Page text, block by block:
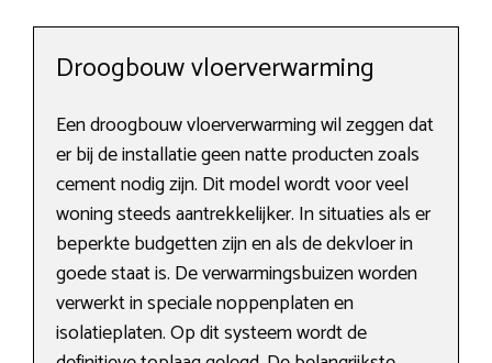
Droogbouw vloerverwarming
Een droogbouw vloerverwarming wil zeggen dat
er bij de installatie geen natte producten zoals
cement nodig zijn. Dit model wordt voor veel
woning steeds aantrekkelijker. In situaties als er
beperkte budgetten zijn en als de dekvloer in
goede staat is. De verwarmingsbuizen worden
verwerkt in speciale noppenplaten en
isolatieplaten. Op dit systeem wordt de